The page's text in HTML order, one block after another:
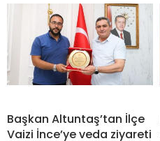
Başkan Altuntaş’tan İlçe
Vaizi İnce’ye veda ziyareti